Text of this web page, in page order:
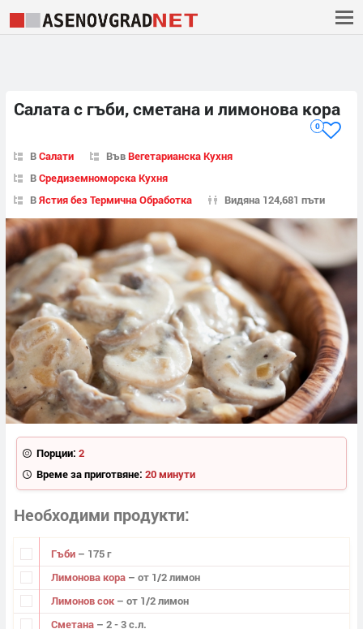
Салата с гъби, сметана и лимонова кора
0
ВСалати ВъвВегетарианска Кухня
ВСредиземноморска Кухня
ВЯстия без Термична Обработка Видяна 124,681 пъти
Порции: 2
Време за приготвяне: 20 минути
Необходими продукти
Гъби – 175 г
Лимонова кора – от 1/2 лимон
Лимонов сок – от 1/2 лимон
Сметана – 2 - 3 с.л.